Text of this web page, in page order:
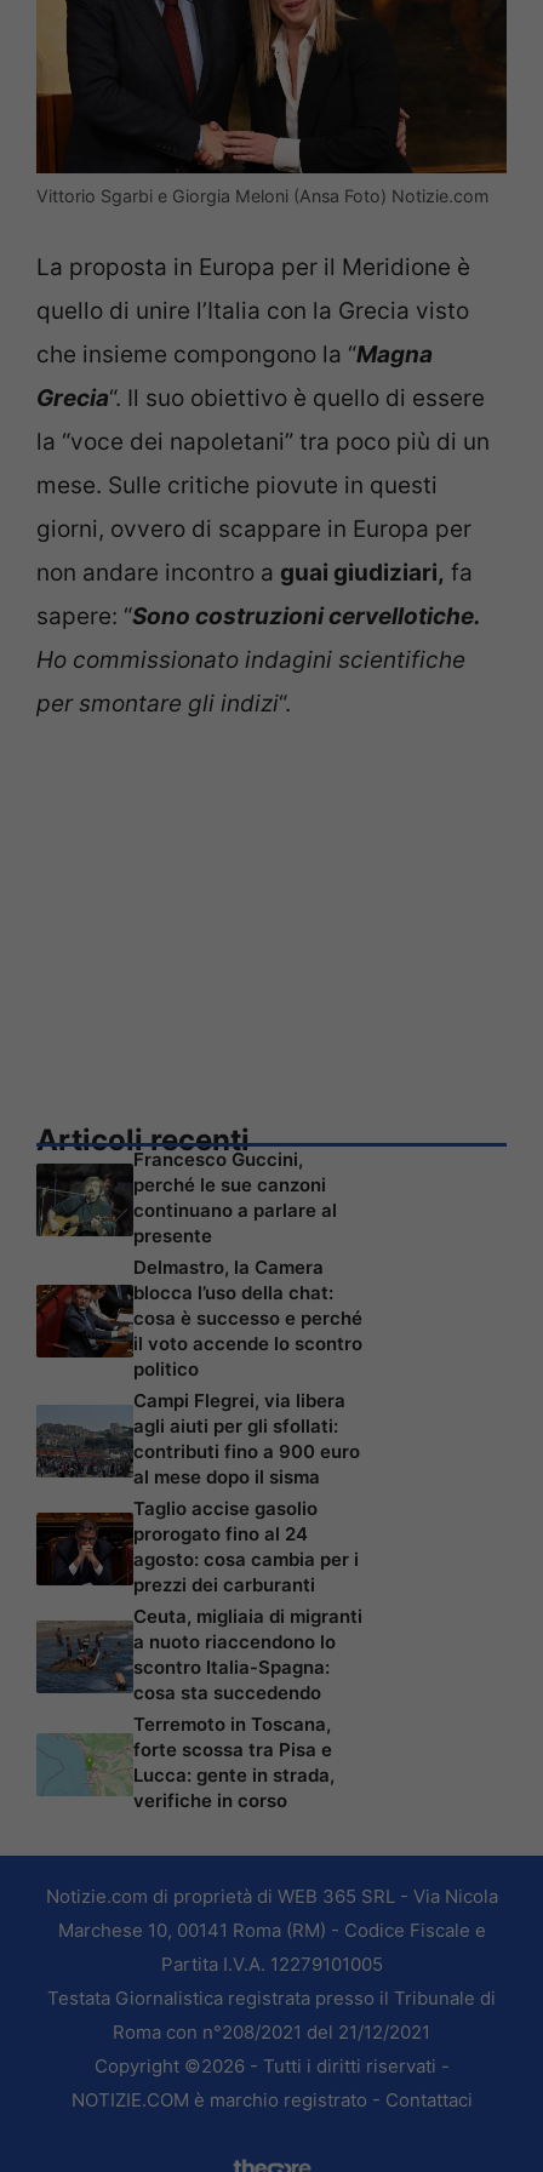
Vittorio Sgarbi e Giorgia Meloni (Ansa Foto) Notizie.com
La proposta in Europa per il Meridione è
quello di unire l’Italia con la Grecia visto
che insieme compongono la “Magna
Grecia“. Il suo obiettivo è quello di essere
la “voce dei napoletani” tra poco più di un
mese. Sulle critiche piovute in questi
giorni, ovvero di scappare in Europa per
non andare incontro a guai giudiziari, fa
sapere: “Sono costruzioni cervellotiche.
Ho commissionato indagini scientifiche
per smontare gli indizi“.
Articoli recenti
Francesco Guccini,
perché le sue canzoni
continuano a parlare al
presente
Delmastro, la Camera
blocca l’uso della chat:
cosa è successo e perché
il voto accende lo scontro
politico
Campi Flegrei, via libera
agli aiuti per gli sfollati:
contributi fino a 900 euro
al mese dopo il sisma
Taglio accise gasolio
prorogato fino al 24
agosto: cosa cambia per i
prezzi dei carburanti
Ceuta, migliaia di migranti
a nuoto riaccendono lo
scontro Italia-Spagna:
cosa sta succedendo
Terremoto in Toscana,
forte scossa tra Pisa e
Lucca: gente in strada,
verifiche in corso
Notizie.com di proprietà di WEB 365 SRL - Via Nicola
Marchese 10, 00141 Roma (RM) - Codice Fiscale e
Partita I.V.A. 12279101005
Testata Giornalistica registrata presso il Tribunale di
Roma con n°208/2021 del 21/12/2021
Copyright ©2026 - Tutti i diritti riservati -
NOTIZIE.COM è marchio registrato - Contattaci